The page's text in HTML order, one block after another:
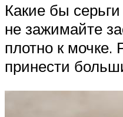
Какие бы
не зажимайте
плотно к мочке.
принести